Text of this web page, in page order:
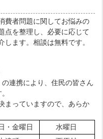
費者問題に関してお悩みの
点を整理し、必要に応じて
ます。相談は無料です。
連携により、住民の皆さん
まっていますので、あらか
・金曜日
水曜日